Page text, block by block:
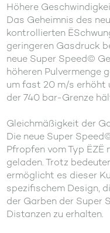
Höhere
Das Geheimnis des
kontrollierten
geringeren Gasdruck
neue Super Speed©
höheren Pulvermenge
um fast 20 m/s erhöht
der 740 bar-Grenze
Gleichmäßigkeit der
Die neue Super
Pfropfen vom Typ
geladen. Trotz
ermöglicht es dieser
spezifischem Design,
der Garben der Super
Distanzen zu erhalten.